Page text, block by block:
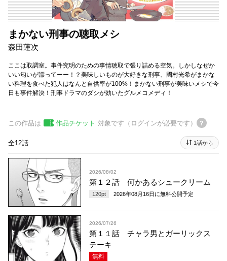
まかない刑事の聴取メシ
森田蓮次
ここは取調室。事件究明のための事情聴取で張り詰める空気。しかしなぜか
いい匂いが漂ってーー！？美味しいものが大好きな刑事、國村光希がまかな
い料理を食べた犯人はなんと自供率が100%！まかない刑事が美味いメシで今
日も事件解決！刑事ドラマのダシが効いたグルメコメディ！
この作品は 作品チケット 対象です（ログインが必要です）
全12話 1話から
2026/08/02
第１２話 何かあるシュークリーム
120pt 2026年08月16日 に無料公開予定
2026/07/26
第１１話 チャラ男とガーリックス
テーキ
無料